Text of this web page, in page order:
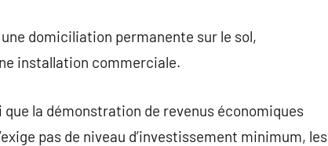
domiciliation permanente sur le sol,
installation commerciale.
la démonstration de revenus économiques
pas de niveau d’investissement minimum, les